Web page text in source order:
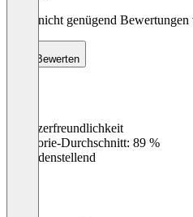
Noch nicht genügend Bewertungen
Bewerten
Benutzerfreundlichkeit
Kategorie-Durchschnitt: 89 %
Zufriedenstellend